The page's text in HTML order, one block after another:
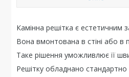
Камінна решітка є естетичним
Вона вмонтована в стіні або в
Таке рішення уможливлює її
Решітку обладнано